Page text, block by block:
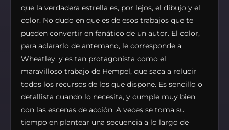
que la verdadera estrella es, por lejos, el dibujo y el
color. No dudo en que es de esos trabajos que te
pueden convertir en fanático de un autor. El color,
para aclararlo de antemano, le corresponde a
Wheatley, y es tan protagonista como el
maravilloso trabajo de Hempel, que saca a relucir
todos los recursos de los que dispone. Es sencillo o
detallista cuando lo necesita, y cumple muy bien
con las escenas de acción. A veces se toma su
tiempo en plantear una secuencia a lo largo de